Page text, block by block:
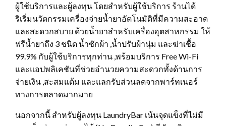
ผู้ใช้บริการและผู้ลงทุน โดยสำหรับผู้ใช้บริการ ร้านได้
ริเริ่มนวัตกรรมเครื่องจ่ายน้ำยาอัตโนมัติที่มีความสะอาด
และสะดวกสบาย ด้วยน้ำยาสำหรับเครื่องอุตสาหกรรม ให้
ฟรีน้ำยาถึง 3 ชนิด น้ำซักผ้า ,น้ำปรับผ้านุ่ม และฆ่าเชื้อ
99.9% กับผู้ใช้บริการทุกท่าน ,พร้อมบริการ Free Wi-Fi
และแอปพลิเคชันที่ช่วยอำนวยความสะดวกทั้งด้านการ
จ่ายเงิน ,สะสมแต้ม และแลกรับส่วนลดจากพาร์ทเนอร์
ทางการตลาดมากมาย
นอกจากนี้ สำหรับผู้ลงทุน LaundryBar เน้นจุดแข็งที่ไม่มี